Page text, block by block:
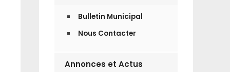
Bulletin Municipal
Nous Contacter
Annonces et Actus